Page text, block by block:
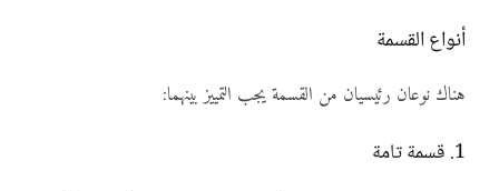
أنواع القسمة
هناك نوعان رئيسيان من القسمة يجب التمييز بينهما:
1. قسمة تامة